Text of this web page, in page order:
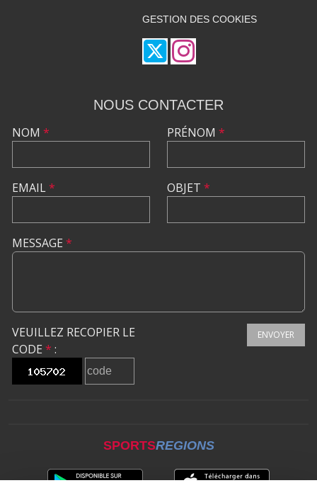
GESTION DES COOKIES
NOUS CONTACTER
NOM *
EMAIL*
PRÉNOM *
OBJET *
MESSAGE *
VEUILLEZ RECOPIER LE
CODE * :
ENVOYER
SPORTSREGIONS